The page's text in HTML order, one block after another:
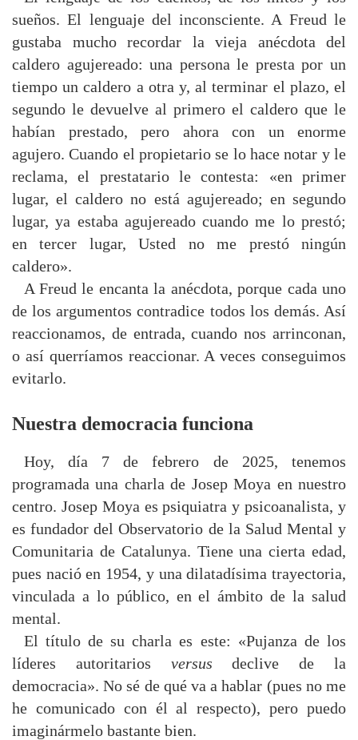
sueños. El lenguaje del inconsciente. A Freud le
gustaba mucho recordar la vieja anécdota del
caldero agujereado: una persona le presta por un
tiempo un caldero a otra y, al terminar el plazo, el
segundo le devuelve al primero el caldero que le
habían prestado, pero ahora con un enorme
agujero. Cuando el propietario se lo hace notar y le
reclama, el prestatario le contesta: «en primer
lugar, el caldero no está agujereado; en segundo
lugar, ya estaba agujereado cuando me lo prestó;
en tercer lugar, Usted no me prestó ningún
caldero».
A Freud le encanta la anécdota, porque cada uno
de los argumentos contradice todos los demás. Así
reaccionamos, de entrada, cuando nos arrinconan,
o así querríamos reaccionar. A veces conseguimos
evitarlo.
Nuestra democracia funciona
Hoy, día 7 de febrero de 2025, tenemos
programada una charla de Josep Moya en nuestro
centro. Josep Moya es psiquiatra y psicoanalista, y
es fundador del Observatorio de la Salud Mental y
Comunitaria de Catalunya. Tiene una cierta edad,
pues nació en 1954, y una dilatadísima trayectoria,
vinculada a lo público, en el ámbito de la salud
mental.
El título de su charla es este: «Pujanza de los
líderes autoritarios versus declive de la
democracia». No sé de qué va a hablar (pues no me
he comunicado con él al respecto), pero puedo
imaginármelo bastante bien.